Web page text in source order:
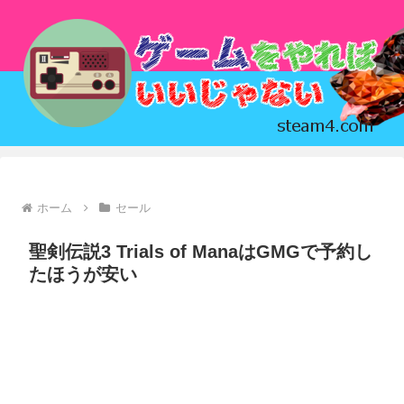
ホーム セール
聖剣伝説3 Trials of ManaはGMGで予約し
たほうが安い